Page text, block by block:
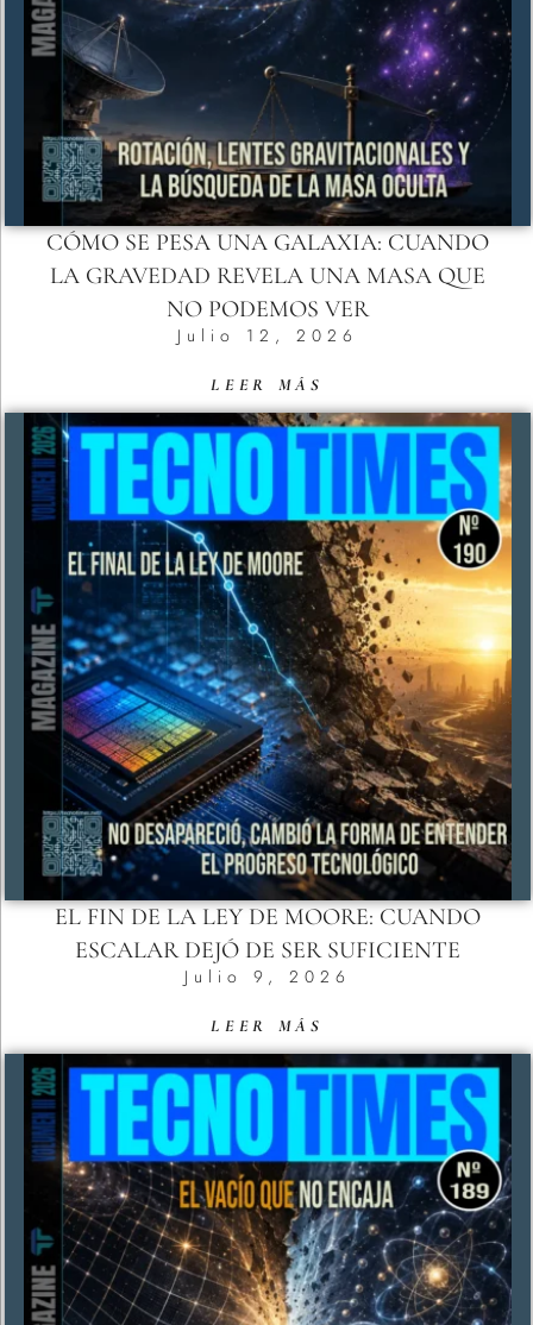
CÓMO SE PESA UNA GALAXIA: CUANDO
LA GRAVEDAD REVELA UNA MASA QUE
NO PODEMOS VER
Julio 12, 2026
LEER MÁS
EL FIN DE LA LEY DE MOORE: CUANDO
ESCALAR DEJÓ DE SER SUFICIENTE
Julio 9, 2026
LEER MÁS